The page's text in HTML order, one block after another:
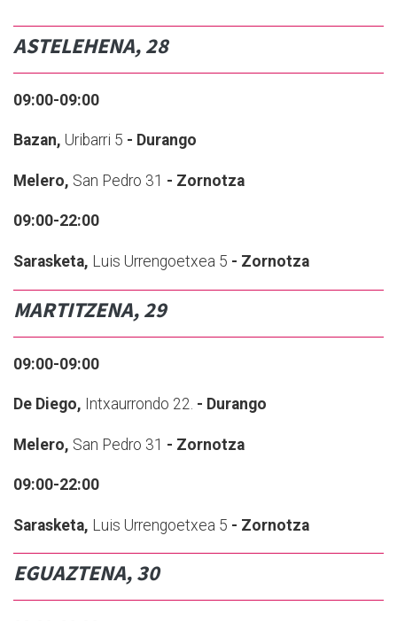
ASTELEHENA, 28
09:00-09:00
Bazan, Uribarri 5 - Durango
Melero, San Pedro 31 - Zornotza
09:00-22:00
Sarasketa, Luis Urrengoetxea 5 - Zornotza
MARTITZENA, 29
09:00-09:00
De Diego, Intxaurrondo 22. - Durango
Melero, San Pedro 31 - Zornotza
09:00-22:00
Sarasketa, Luis Urrengoetxea 5 - Zornotza
EGUAZTENA, 30